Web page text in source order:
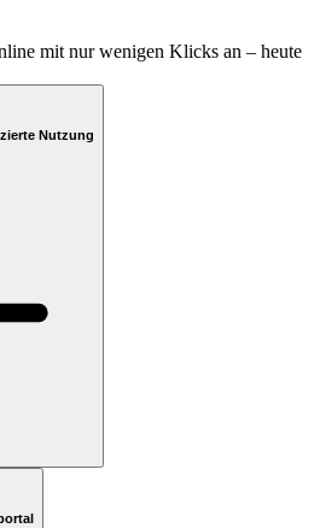
mit nur wenigen Klicks an – heute
Nutzung